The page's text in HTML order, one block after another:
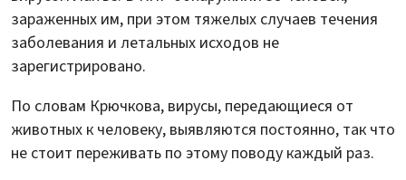
зараженных им, при этом тяжелых случаев течения
заболевания и летальных исходов не
зарегистрировано.
По словам Крючкова, вирусы, передающиеся от
животных к человеку, выявляются постоянно, так что
не стоит переживать по этому поводу каждый раз.